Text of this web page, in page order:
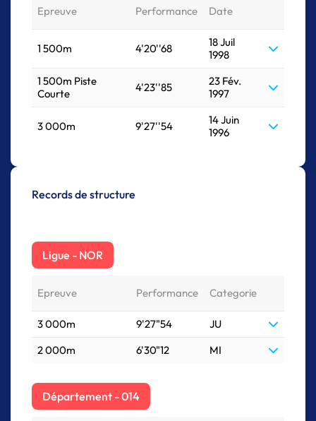
Epreuve Performance Date
1 500m 4'20''68
18 Juil
1998
1 500m Piste
Courte
4'23''85
23 Fév.
1997
3 000m 9'27''54
14 Juin
1996
Records de structure
Ligue - NOR
Epreuve Performance Categorie
3 000m 9'27"54
JU
2 000m
6'30"12 MI
Département - 014